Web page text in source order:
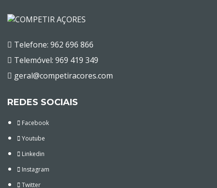
Telefone: 962 696 866
Telemóvel: 969 419 349
geral@competiracores.com
REDES SOCIAIS
Facebook
Youtube
Linkedin
Instagram
Twitter